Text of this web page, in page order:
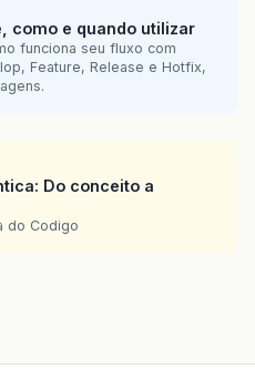
como e quando utilizar
funciona seu fluxo com
Feature, Release e Hotfix,
Do conceito a
do Codigo